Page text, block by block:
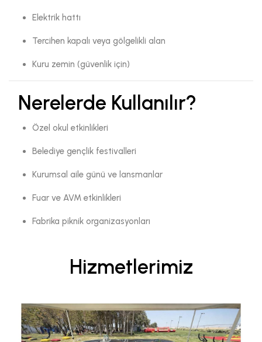
Elektrik hattı
Tercihen kapalı veya gölgelikli alan
Kuru zemin (güvenlik için)
Nerelerde Kullanılır?
Özel okul etkinlikleri
Belediye gençlik festivalleri
Kurumsal aile günü ve lansmanlar
Fuar ve AVM etkinlikleri
Fabrika piknik organizasyonları
Hizmetlerimiz